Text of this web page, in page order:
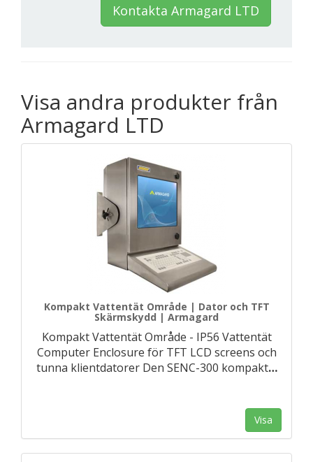
Kontakta Armagard LTD
Visa andra produkter från
Armagard LTD
Kompakt Vattentät Område | Dator och TFT
Skärmskydd | Armagard
Kompakt Vattentät Område - IP56 Vattentät
Computer Enclosure för TFT LCD screens och
tunna klientdatorer Den SENC-300 kompakt…
Visa